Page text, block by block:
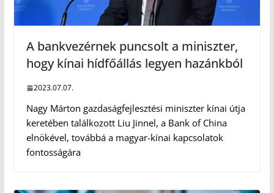
A bankvezérnek puncsolt a miniszter,
hogy kínai hídfőállás legyen hazánkból
2023.07.07.
Nagy Márton gazdaságfejlesztési miniszter kínai útja
keretében találkozott Liu Jinnel, a Bank of China
elnökével, továbbá a magyar-kínai kapcsolatok
fontosságára